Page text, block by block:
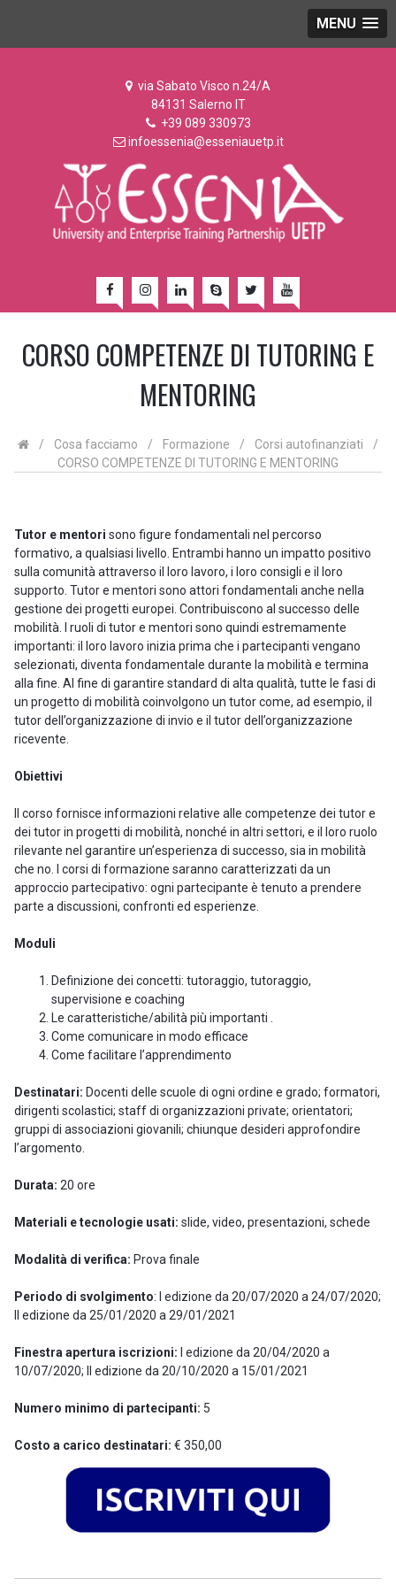
MENU
via Sabato Visco n.24/A
84131 Salerno IT
+39 089 330973
infoessenia@esseniauetp.it
CORSO COMPETENZE DI TUTORING E
MENTORING
/ Cosa facciamo / Formazione / Corsi autofinanziati
/
CORSO COMPETENZE DI TUTORING E MENTORING
Tutor e mentori sono figure fondamentali nel percorso
formativo, a qualsiasi livello. Entrambi hanno un impatto positivo
sulla comunità attraverso il loro lavoro, i loro consigli e il loro
supporto. Tutor e mentori sono attori fondamentali anche nella
gestione dei progetti europei. Contribuiscono al successo delle
mobilità. I ruoli di tutor e mentori sono quindi estremamente
importanti: il loro lavoro inizia prima che i partecipanti vengano
selezionati, diventa fondamentale durante la mobilità e termina
alla fine. Al fine di garantire standard di alta qualità, tutte le fasi di
un progetto di mobilità coinvolgono un tutor come, ad esempio, il
tutor dell’organizzazione di invio e il tutor dell’organizzazione
ricevente.
Obiettivi
Il corso fornisce informazioni relative alle competenze dei tutor e
dei tutor in progetti di mobilità, nonché in altri settori, e il loro ruolo
rilevante nel garantire un’esperienza di successo, sia in mobilità
che no. I corsi di formazione saranno caratterizzati da un
approccio partecipativo: ogni partecipante è tenuto a prendere
parte a discussioni, confronti ed esperienze.
Moduli
Definizione dei concetti: tutoraggio, tutoraggio,
supervisione e coaching
Le caratteristiche/abilità più importanti .
Come comunicare in modo efficace
Come facilitare l’apprendimento
Destinatari: Docenti delle scuole di ogni ordine e grado; formatori,
dirigenti scolastici; staff di organizzazioni private; orientatori;
gruppi di associazioni giovanili; chiunque desideri approfondire
l’argomento.
Durata: 20 ore
Materiali e tecnologie usati: slide, video, presentazioni, schede
Modalità di verifica: Prova finale
Periodo di svolgimento: I edizione da 20/07/2020 a 24/07/2020;
II edizione da 25/01/2020 a 29/01/2021
Finestra apertura iscrizioni: I edizione da 20/04/2020 a
10/07/2020; II edizione da 20/10/2020 a 15/01/2021
Numero minimo di partecipanti: 5
Costo a carico destinatari: € 350,00